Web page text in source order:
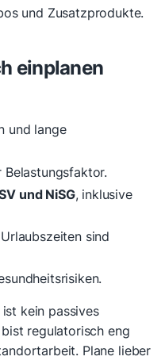
und Zusatzprodukte.
einplanen
und lange
und NiSG, inklusive
sind
kein passives
regulatorisch eng
Plane lieber